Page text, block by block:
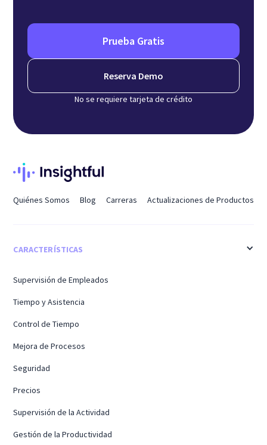
Prueba Gratis
Reserva Demo
No se requiere tarjeta de crédito
Quiénes Somos Blog Carreras Actualizaciones de Productos
CARACTERÍSTICAS
Supervisión de Empleados
Tiempo y Asistencia
Control de Tiempo
Mejora de Procesos
Seguridad
Precios
Supervisión de la Actividad
Gestión de la Productividad